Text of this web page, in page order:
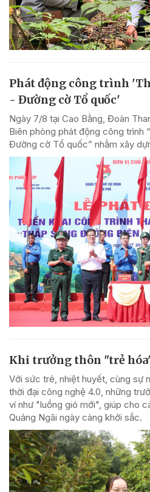
Phát động công trình
- Đường cờ Tổ quốc'
Ngày 7/8 tại Cao Bằng, Đoàn
Biên phòng phát động công trình
Đường cờ Tổ quốc” nhằm xây
Khi trưởng thôn "trẻ
Với sức trẻ, nhiệt huyết, cùng sự
thời đại công nghệ 4.0, những
ví như "luồng gió mới", giúp cho
Quảng Ngãi ngày càng khởi sắc.